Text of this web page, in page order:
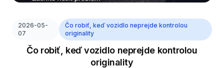
2026-05-
07
Čo robiť, keď vozidlo neprejde kontrolou
originality
Čo robiť, keď vozidlo neprejde kontrolou
originality